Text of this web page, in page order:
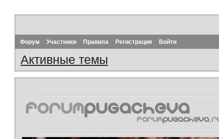
Форум Участники Правила Регистрация Войти
Активные темы